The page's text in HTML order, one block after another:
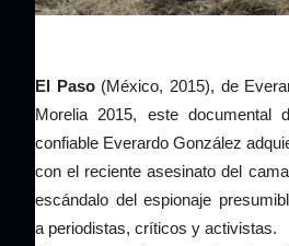
El Paso(México, 2015), de
Morelia 2015, este documental
confiable Everardo González
con el reciente asesinato del
escándalo del espionaje
a periodistas, críticos y activistas.